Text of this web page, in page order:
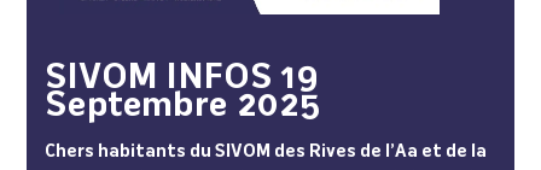
SIVOM INFOS 19
Septembre 2025
Chers habitants du SIVOM des Rives de l’Aa et de la